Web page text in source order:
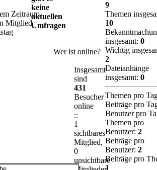
keine
aktuellen
Umfragen
Wer ist online?
Insgesamt
sind
431
Besucher
online
::
1
sichtbares
Mitglied,
0
unsichtbare
Zeitraum
Mitglied
9
Themen
10
insgesamt: 0
Wichtig
2
Dateianhänge
insgesamt: 0
Themen pro
Beiträge pro
Benutzer pro
Themen pro
Benutzer: 2
Beiträge pro
Benutzer: 2
Beiträge pro
1